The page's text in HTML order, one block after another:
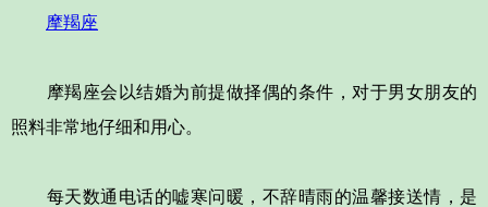
摩羯座
摩羯座会以结婚为前提做择偶的条件，对于男女朋友的
照料非常地仔细和用心。
每天数通电话的嘘寒问暖，不辞晴雨的温馨接送情，是